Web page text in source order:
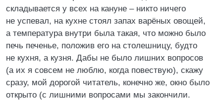
складывается у всех на кануне – никто ничего
не успевал, на кухне стоял запах варёных овощей,
а температура внутри была такая, что можно было
печь печенье, положив его на столешницу, будто
не кухня, а кузня. Дабы не было лишних вопросов
(а их я совсем не люблю, когда повествую), скажу
сразу, мой дорогой читатель, конечно же, окно было
открыто (с лишними вопросами мы закончили.